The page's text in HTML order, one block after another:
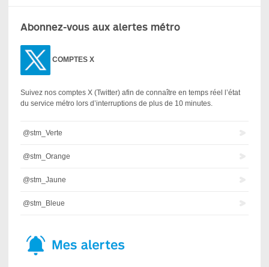
Abonnez-vous aux alertes métro
COMPTES X
Suivez nos comptes X (Twitter) afin de connaître en temps réel l’état
du service métro lors d’interruptions de plus de 10 minutes.
@stm_Verte
@stm_Orange
@stm_Jaune
@stm_Bleue